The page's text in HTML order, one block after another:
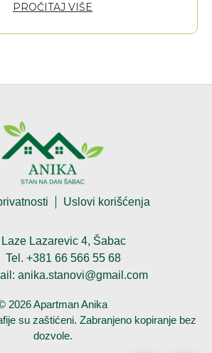
PROČITAJ VIŠE
Uslovi korišćenja
Laze Lazarevic 4, Šabac
Tel. +381 66 566 55 68
anika.stanovi@gmail.com
2026Apartman Anika
su zaštićeni. Zabranjeno kopiranje bez
dozvole.